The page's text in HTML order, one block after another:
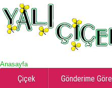
Anasayfa
Çiçek Gönderime Göre